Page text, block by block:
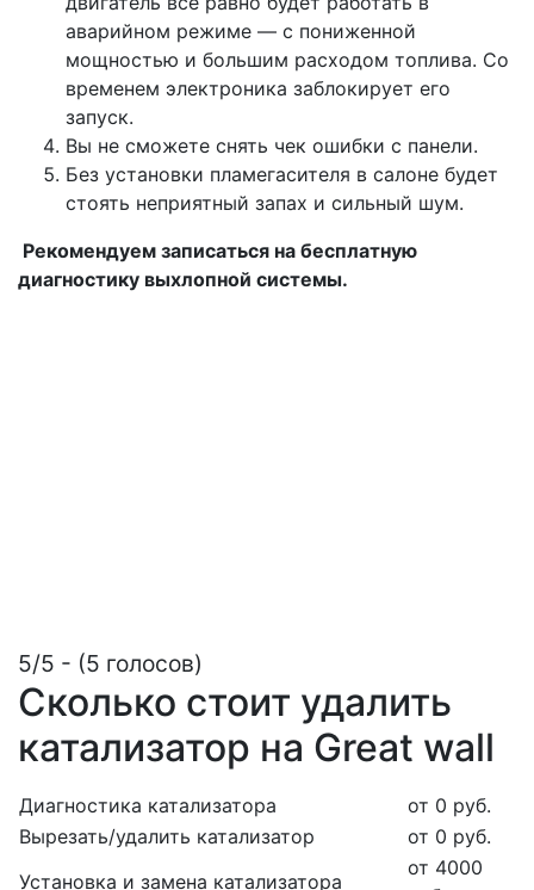
аварийном режиме — с пониженной
мощностью и большим расходом топлива. Со
временем электроника заблокирует его
запуск.
Вы не сможете снять чек ошибки с панели.
Без установки пламегасителя в салоне будет
стоять неприятный запах и сильный шум.
Рекомендуем записаться на бесплатную
диагностику выхлопной системы.
5/5 - (5 голосов)
Сколько стоит удалить
катализатор на Great wall
Диагностика катализатора
от 0 руб.
Вырезать/удалить катализатор
от 0 руб.
Установка и замена катализатора
от 4000